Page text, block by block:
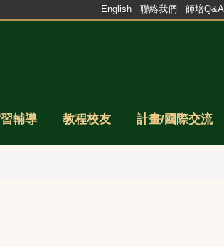
輔導 教程校友 計畫/國際交流
English 聯絡我們 師培Q&A